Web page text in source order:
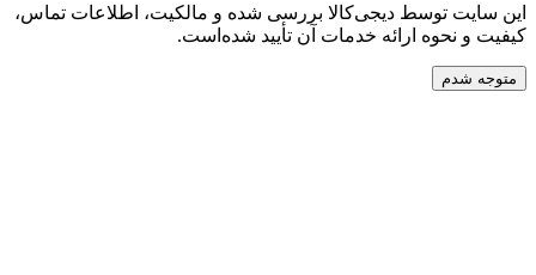
توسط دیجی‌کالا بررسی شده و مالکیت، اطلاعات تماس،
ارائه خدمات آن تأیید شده‌است.